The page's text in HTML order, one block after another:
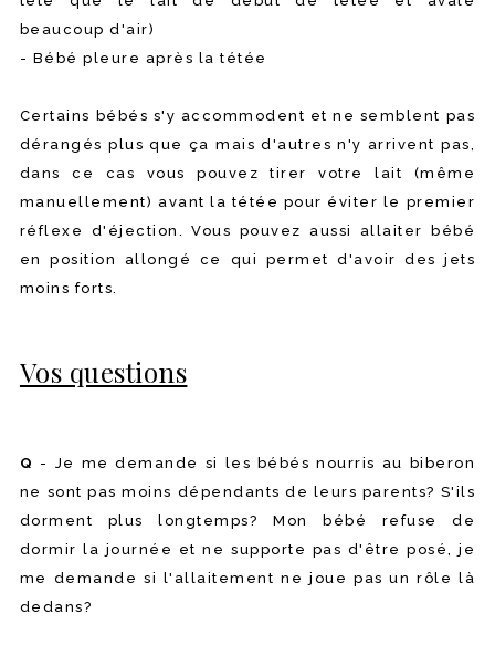
beaucoup d'air)
- Bébé pleure après la tétée
Certains bébés s'y accommodent et ne semblent pas
dérangés plus que ça mais d'autres n'y arrivent pas,
dans ce cas vous pouvez tirer votre lait (même
manuellement) avant la tétée pour éviter le premier
réflexe d'éjection. Vous pouvez aussi allaiter bébé
en position allongé ce qui permet d'avoir des jets
moins forts.
Vos questions
Q - Je me demande si les bébés nourris au biberon
ne sont pas moins dépendants de leurs parents? S'ils
dorment plus longtemps? Mon bébé refuse de
dormir la journée et ne supporte pas d'être posé, je
me demande si l'allaitement ne joue pas un rôle là
dedans?